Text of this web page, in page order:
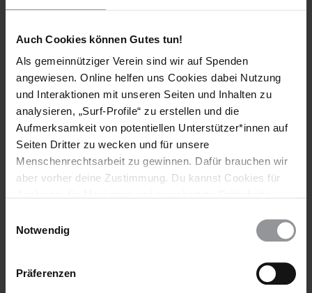
Auch Cookies können Gutes tun!
Als gemeinnütziger Verein sind wir auf Spenden
angewiesen. Online helfen uns Cookies dabei Nutzung
und Interaktionen mit unseren Seiten und Inhalten zu
analysieren, „Surf-Profile“ zu erstellen und die
Aufmerksamkeit von potentiellen Unterstützer*innen auf
Seiten Dritter zu wecken und für unsere
Menschenrechtsarbeit zu gewinnen. Dafür brauchen wir
aber vorher deine Zustimmung. Du kannst Cookies für
wieder ändern. Diesen Banner kannst Du über den Link
Notwendig
Präferenzen
Bleib informiert
Header
Text
Abonniere den Amnesty-Newsletter und mach dich
für die Menschenrechte stark!
Vorname
Nachname
Ich habe die